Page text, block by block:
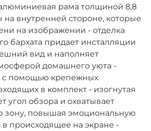
рама толщиной 8,8
на внутренней стороне, которые
на изображении - отделка
бархата придает инсталляции
вид и наполняет
домашнего уюта -
с помощью крепежных
в комплект - изогнутая
угол обзора и охватывает
повышая эмоциональную
в происходящее на экране -